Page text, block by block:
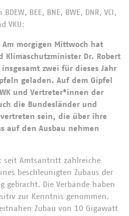
BEE, BNE, BWE, DNR, VCI,
VKU:
Am morgigen Mittwoch hat
Klimaschutzminister Dr. Robert
insgesamt zwei für dieses Jahr
geladen. Auf dem Gipfel
und Vertreter*innen der
die Bundesländer und
sein, die über ihre
auf den Ausbau nehmen
seit Amtsantritt zahlreiche
beschleunigten Zubaus der
gebracht. Die Verbände haben
zur Kenntnis genommen.
Zubau von 10 Gigawatt